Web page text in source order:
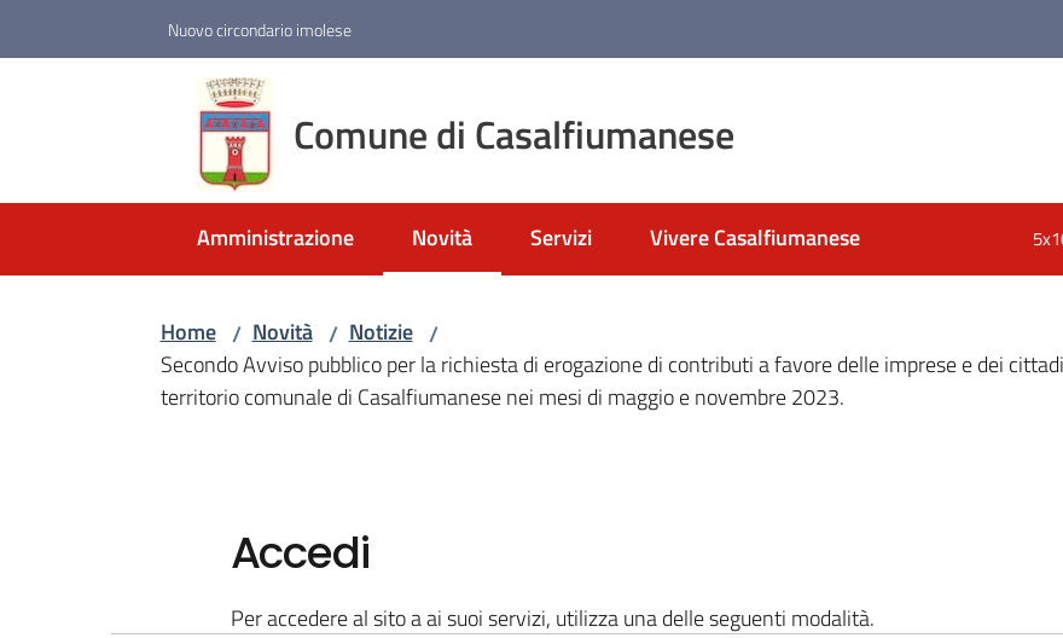
Nuovo circondario imolese
Comune di Casalfiumanese
Amministrazione Novità
Menu selezionato
Servizi Vivere Casalfiumanese
Home / Novità / Notizie /
Secondo Avviso pubblico per la richiesta di erogazione di contributi a favore delle imprese e dei
territorio comunale di Casalfiumanese nei mesi di maggio e novembre 2023.
Accedi
Per accedere al sito a ai suoi servizi, utilizza una delle seguenti modalità.